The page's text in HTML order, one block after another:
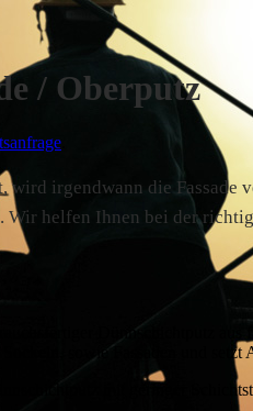
/ Oberputz
wird irgendwann die
Wir helfen Ihnen bei der
Dünnschichtputz
Sockeln, sowie Fassaden und
mit geringer